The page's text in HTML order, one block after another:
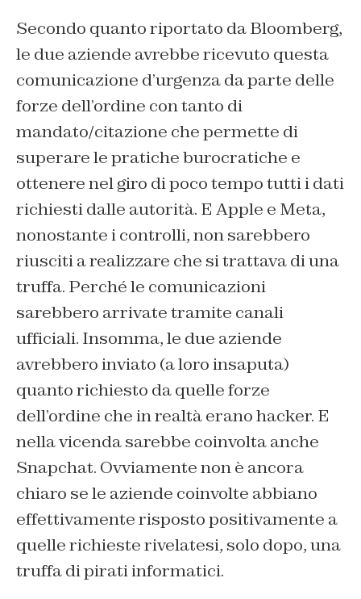
Secondo quanto riportato daBloomberg,
le due aziende avrebbe ricevuto questa
comunicazione d’urgenza da parte delle
forze dell’ordine con tanto di
mandato/citazione che permette di
superare le pratiche burocratiche e
ottenere nel giro di poco tempo tutti i dati
richiesti dalle autorità. E Apple e Meta,
nonostante i controlli, non sarebbero
riusciti a realizzare che si trattava di una
truffa. Perché le comunicazioni
sarebbero arrivate tramite canali
ufficiali. Insomma, le due aziende
avrebbero inviato (a loro insaputa)
quanto richiesto da quelle forze
dell’ordine che in realtà erano hacker. E
nella vicenda sarebbe coinvolta anche
Snapchat. Ovviamente non è ancora
chiaro se le aziende coinvolte abbiano
effettivamente risposto positivamente a
quelle richieste rivelatesi, solo dopo, una
truffa di pirati informatici.